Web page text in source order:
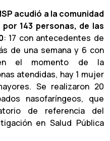
acudió a la comunidad
143 personas, de las
: 17 con antecedentes de
de una semana y 6 con
en el momento de la
atendidas, hay 1 mujer
Se realizaron 20
nasofaríngeos, que
de referencia del
en Salud Pública